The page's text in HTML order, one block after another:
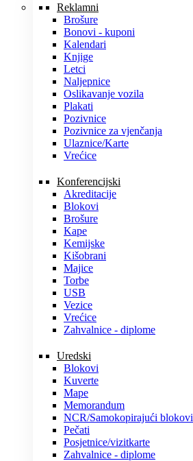
Reklamni
Brošure
Bonovi - kuponi
Kalendari
Knjige
Letci
Naljepnice
Oslikavanje vozila
Plakati
Pozivnice
Pozivnice za vjenčanja
Ulaznice/Karte
Vrećice
Konferencijski
Akreditacije
Blokovi
Brošure
Kape
Kemijske
Kišobrani
Majice
Torbe
USB
Vezice
Vrećice
Zahvalnice - diplome
Uredski
Blokovi
Kuverte
Mape
Memorandum
NCR/Samokopirajući blokovi
Pečati
Posjetnice/vizitkarte
Zahvalnice - diplome